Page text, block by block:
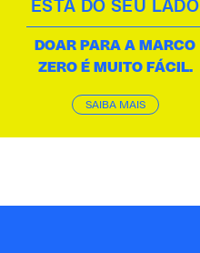
ESTÁ DO SEU LADO
DOAR PARA A MARCO
ZERO É MUITO FÁCIL.
SAIBA MAIS